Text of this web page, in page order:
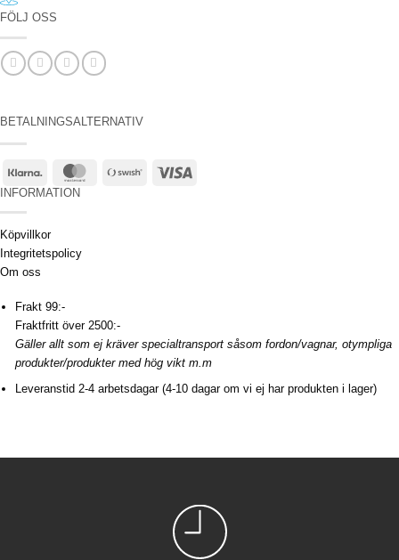
FÖLJ OSS
BETALNINGSALTERNATIV
Klarna MasterCardSwish
INFORMATION
Köpvillkor
Integritetspolicy
Om oss
Frakt 99:-
Fraktfritt över 2500:-
Gäller allt som ej kräver specialtransport såsom fordon/vagnar, otympliga
produkter/produkter med hög vikt m.m
Leveranstid 2-4 arbetsdagar (4-10 dagar om vi ej har produkten i lager)